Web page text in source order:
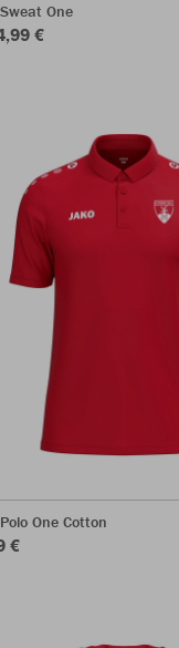
One
€
One Cotton
€